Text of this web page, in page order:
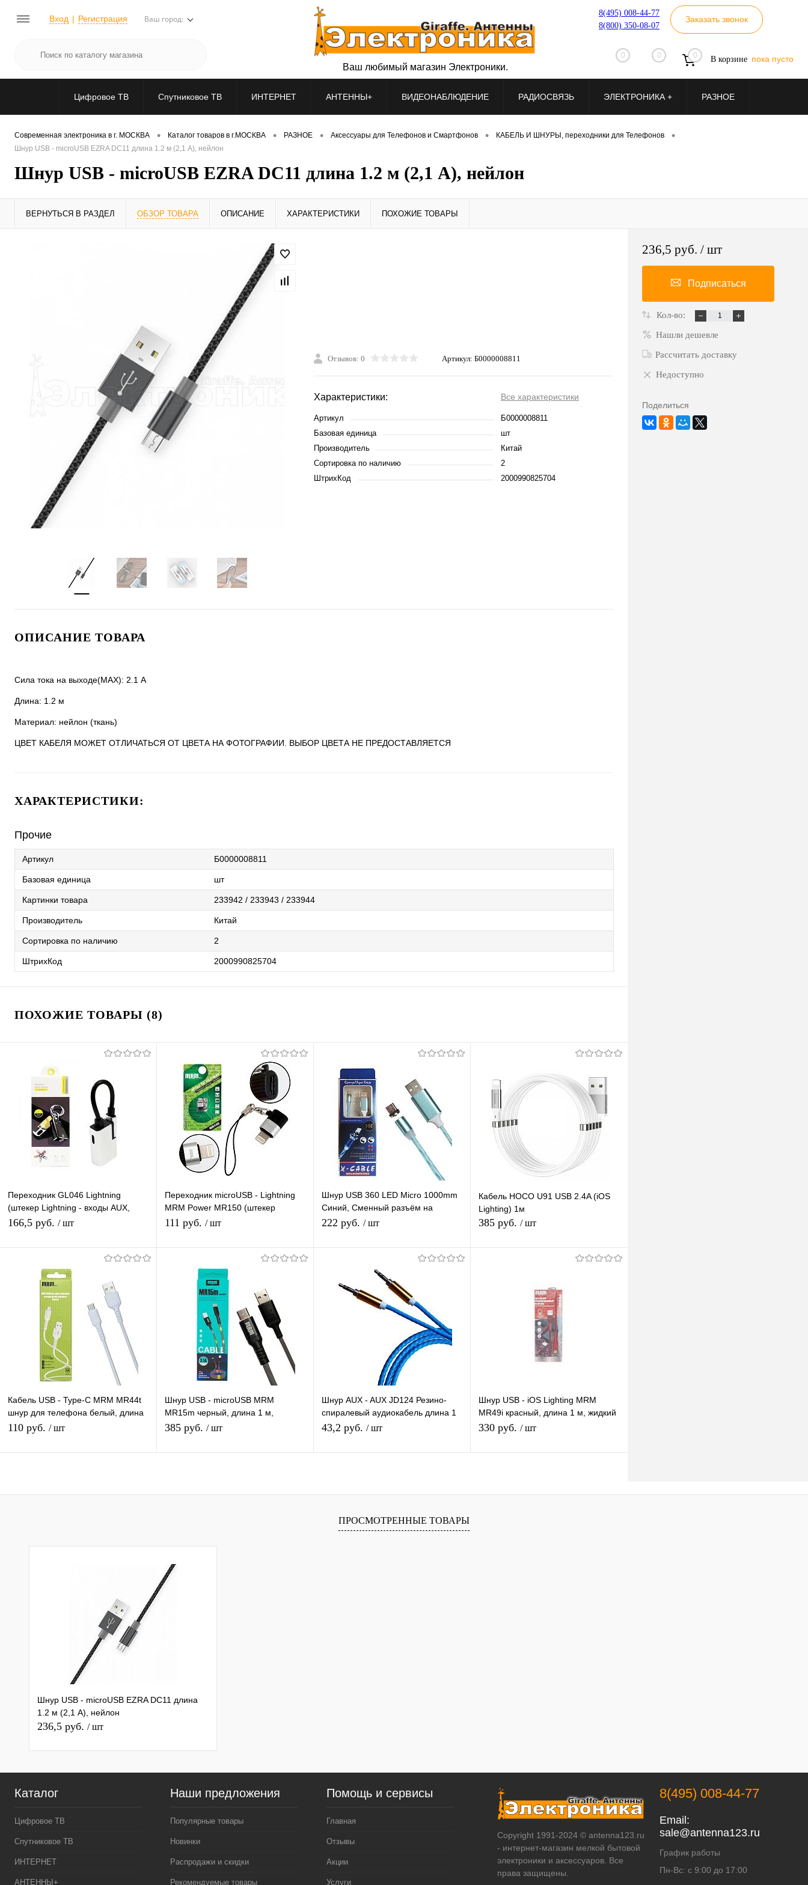
Вход Регистрация Ваш город:
8(495) 008-44-77
8(800) 350-08-07
Заказать звонок
0 0 0 В корзине пока пусто
Ваш любимый магазин Электроники.
Цифровое ТВ Спутниковое ТВ ИНТЕРНЕТ АНТЕННЫ+ ВИДЕОНАБЛЮДЕНИЕ РАДИОСВЯЗЬ ЭЛЕКТРОНИКА + РАЗНОЕ
Современная электроника в г. МОСКВА • Каталог товаров в г.МОСКВА • РАЗНОЕ • Аксессуары для Телефонов и Смартфонов • КАБЕЛЬ И ШНУРЫ, переходники для Телефонов •
Шнур USB - microUSB EZRA DC11 длина 1.2 м (2,1 А), нейлон
Шнур USB - microUSB EZRA DC11 длина 1.2 м (2,1 А), нейлон
ВЕРНУТЬСЯ В РАЗДЕЛ ОБЗОР ТОВАРА ОПИСАНИЕ ХАРАКТЕРИСТИКИ ПОХОЖИЕ ТОВАРЫ
Отзывов: 0 Артикул: Б0000008811
Характеристики: Все характеристики
Артикул
Б0000008811
Базовая единица
шт
Производитель
Китай
Сортировка по наличию
2
ШтрихКод
2000990825704
ОПИСАНИЕ ТОВАРА
Сила тока на выходе(MAX): 2.1 A
Длина: 1.2 м
Материал: нейлон (ткань)
ЦВЕТ КАБЕЛЯ МОЖЕТ ОТЛИЧАТЬСЯ ОТ ЦВЕТА НА ФОТОГРАФИИ. ВЫБОР ЦВЕТА НЕ ПРЕДОСТАВЛЯЕТСЯ
ХАРАКТЕРИСТИКИ:
Прочие
Артикул Б0000008811
Базовая единица шт
Картинки товара 233942 / 233943 / 233944
Производитель Китай
Сортировка по наличию 2
ШтрихКод 2000990825704
ПОХОЖИЕ ТОВАРЫ (8)
Переходник GL046 Lightning
(штекер Lightning - входы AUX,
Lightning)
166,5 руб. / шт
Подписаться
Купить в 1 клик К сравнению
В избранное Под заказ
Переходник microUSB - Lightning
MRM Power MR150 (штекер
Lightning - гнездо microUSB)
111 руб. / шт
Подписаться
Купить в 1 клик К сравнению
В избранное Под заказ
Шнур USB 360 LED Micro 1000mm
Синий, Сменный разъём на
магните 360 градусов светящийся
222 руб. / шт
Купить в 1 клик К сравнению
Под заказ
Кабель HOCO U91 USB 2.4A (iOS
Lighting) 1м
385 руб. / шт
Купить в 1 клик
В избранное
Кабель USB - Type-C MRM MR44t
шнур для телефона белый, длина
1м
110 руб. / шт
Шнур USB - microUSB MRM
MR15m черный, длина 1 м,
светящийся кабель LED
385 руб. / шт
Шнур AUX - AUX JD124 Резино-
спиралевый аудиокабель длина 1
м
43,2 руб. / шт
В избранное Под заказ
Шнур USB - iOS Lighting MRM
MR49i красный, длина 1 м, жидкий
силиконовый кабель
330 руб. / шт
236,5 руб. / шт
Подписаться
Кол-во:
Нашли дешевле
Рассчитать доставку
Недоступно
Поделиться
ПРОСМОТРЕННЫЕ ТОВАРЫ
Шнур USB - microUSB EZRA DC11 длина
1.2 м (2,1 А), нейлон
236,5 руб. / шт
Каталог
Цифровое ТВ
Спутниковое ТВ
ИНТЕРНЕТ
АНТЕННЫ+
Наши предложения
Популярные товары
Новинки
Распродажи и скидки
Рекомендуемые товары
Помощь и сервисы
Главная
Отзывы
Акции
Услуги
Copyright 1991-2024 © antenna123.ru
- интернет-магазин мелкой бытовой
электроники и аксессуаров. Все
права защищены.
8(495) 008-44-77
Email:
sale@antenna123.ru
График работы
Пн-Вс: с 9:00 до 17:00